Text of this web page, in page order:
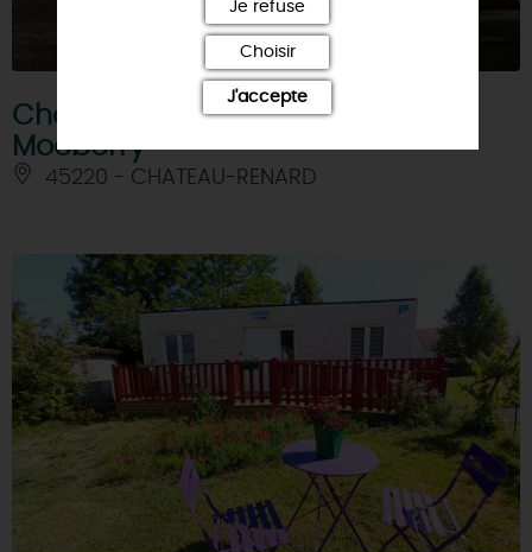
Chambre d'Hôtes Le Clos de
Mocberry
45220 - CHATEAU-RENARD
Je refuse
Choisir
J'accepte